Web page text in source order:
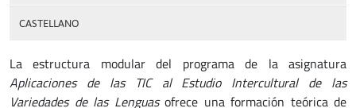
CASTELLANO
La estructura modular del programa de la asignatura
Aplicaciones de las TIC al Estudio Intercultural de las
Variedades de las Lenguasofrece una formación teórica de